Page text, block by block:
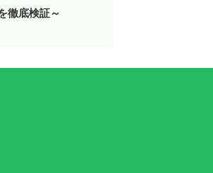
徹底検証～